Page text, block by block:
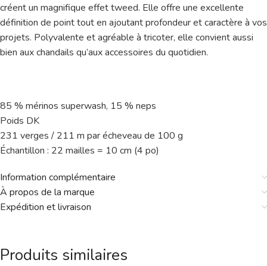
créent un magnifique effet tweed. Elle offre une excellente
définition de point tout en ajoutant profondeur et caractère à vos
projets. Polyvalente et agréable à tricoter, elle convient aussi
bien aux chandails qu’aux accessoires du quotidien.
85 % mérinos superwash, 15 % neps
Poids DK
231 verges / 211 m par écheveau de 100 g
Échantillon : 22 mailles = 10 cm (4 po)
Information complémentaire
À propos de la marque
Expédition et livraison
Produits similaires